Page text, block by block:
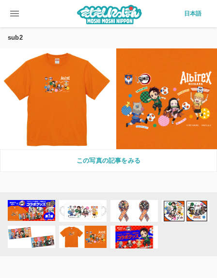
menu 日本語
sub2
この写真の記事をみる